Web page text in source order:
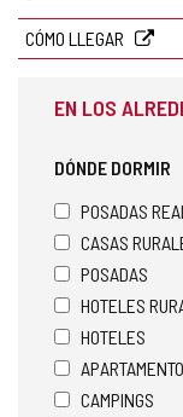
electrónico
CÓMO LLEGAR
EN LOS
DÓNDE DORMIR
POSADAS
CASAS
POSADAS
HOTELES
HOTELES
CAMPINGS